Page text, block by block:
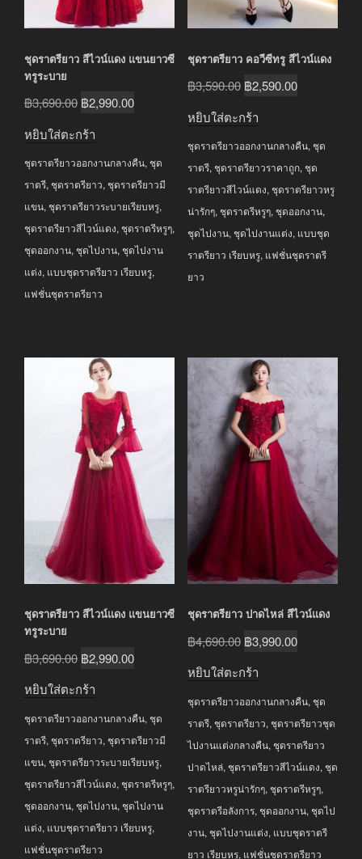
ชุดราตรียาว สีไวน์แดง แขนยาวซี
ทรูระบาย
฿3,690.00 Original
฿3,690.00.
฿2,990.00Current
฿2,990.00.
หยิบใส่ตะกร้า
ชุดราตรียาวออกงานกลางคืน, ชุด
ราตรี, ชุดราตรียาว, ชุดราตรียาวมี
แขน, ชุดราตรียาวระบายเรียบหรู,
ชุดราตรียาวสีไวน์แดง, ชุดราตรีหรูๆ,
ชุดออกงาน, ชุดไปงาน, ชุดไปงาน
แต่ง, แบบชุดราตรียาว เรียบหรู,
แฟชั่นชุดราตรียาว
ชุดราตรียาว คอวีซีทรู สีไวน์แดง
฿3,590.00 Original
฿3,590.00.
฿2,590.00Current
฿2,590.00.
หยิบใส่ตะกร้า
ชุดราตรียาวออกงานกลางคืน, ชุด
ราตรี, ชุดราตรียาวราคาถูก, ชุด
ราตรียาวสีไวน์แดง, ชุดราตรียาวหรู
น่ารักๆ, ชุดราตรีหรูๆ, ชุดออกงาน,
ชุดไปงาน, ชุดไปงานแต่ง, แบบชุด
ราตรียาว เรียบหรู, แฟชั่นชุดราตรี
ยาว
ชุดราตรียาว สีไวน์แดง แขนยาวซี
ทรูระบาย
฿3,690.00 Original
฿3,690.00.
฿2,990.00Current
฿2,990.00.
หยิบใส่ตะกร้า
ชุดราตรียาวออกงานกลางคืน, ชุด
ราตรี, ชุดราตรียาว, ชุดราตรียาวมี
แขน, ชุดราตรียาวระบายเรียบหรู,
ชุดราตรียาวสีไวน์แดง, ชุดราตรีหรูๆ,
ชุดออกงาน, ชุดไปงาน, ชุดไปงาน
แต่ง, แบบชุดราตรียาว เรียบหรู,
แฟชั่นชุดราตรียาว
ชุดราตรียาว ปาดไหล่ สีไวน์แดง
฿4,690.00 Original
฿4,690.00.
฿3,990.00Current
฿3,990.00.
หยิบใส่ตะกร้า
ชุดราตรียาวออกงานกลางคืน, ชุด
ราตรี, ชุดราตรียาว, ชุดราตรียาวชุด
ไปงานแต่งกลางคืน, ชุดราตรียาว
ปาดไหล่, ชุดราตรียาวสีไวน์แดง, ชุด
ราตรียาวหรูน่ารักๆ, ชุดราตรีหรูๆ,
ชุดราตรีอลังการ, ชุดออกงาน, ชุดไป
งาน, ชุดไปงานแต่ง, แบบชุดราตรี
ยาว เรียบหรู, แฟชั่นชุดราตรียาว